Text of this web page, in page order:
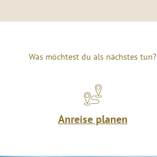
Was möchtest du als nächstes tun?
Anreise planen